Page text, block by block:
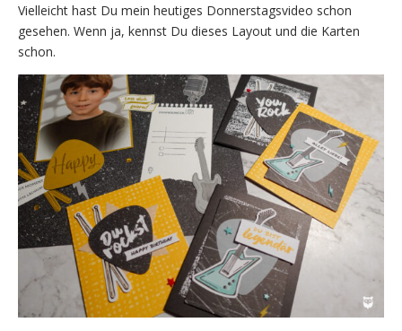
Vielleicht hast Du mein heutiges Donnerstagsvideo schon
gesehen. Wenn ja, kennst Du dieses Layout und die Karten
schon.